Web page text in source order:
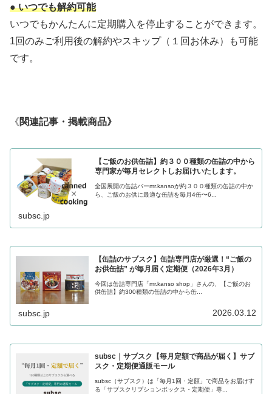
● いつでも解約可能
いつでもかんたんに定期購入を停止することができます。
1回のみご利用後の解約やスキップ（１回お休み）も可能
です。
《関連記事・掲載商品》
【ご飯のお供缶詰】約３００種類の缶詰の中から
専門家が毎月セレクトしお届けいたします。
全国展開の缶詰バーmr.kansoが約３００種類の缶詰の中か
ら、ご飯のお供に最適な缶詰を毎月4缶〜6...
subsc.jp
【缶詰のサブスク】缶詰専門店が厳選！“ご飯の
お供缶詰” が毎月届く定期便（2026年3月）
今回は缶詰専門店「mr.kanso shop」さんの、【ご飯のお
供缶詰】約300種類の缶詰の中から缶...
subsc.jp 2026.03.12
subsc｜サブスク【毎月定額で商品が届く】サブ
スク・定期便通販モール
subsc（サブスク）は「毎月1回・定額」で商品をお届けす
る「サブスクリプションボックス・定期便」専...